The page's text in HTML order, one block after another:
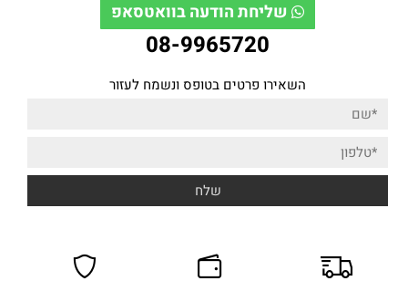
שליחת הודעה בוואטסאפ
08-9965720
השאירו פרטים בטופס ונשמח לעזור